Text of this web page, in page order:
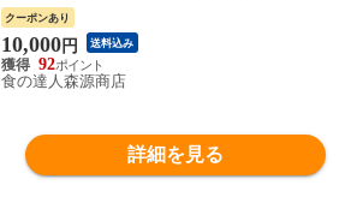
鰻 ウナギ かばやき 鰻蒲焼 うな重 土用丑
の日 冷凍
クーポンあり
10,000円 送料込み
92
食の達人森源商店
詳細を見る